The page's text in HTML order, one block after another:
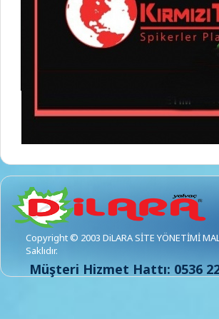
Copyright © 2003 DiLARA SİTE YÖNETİMİ
Saklıdır.
Müşteri Hizmet Hattı: 0536